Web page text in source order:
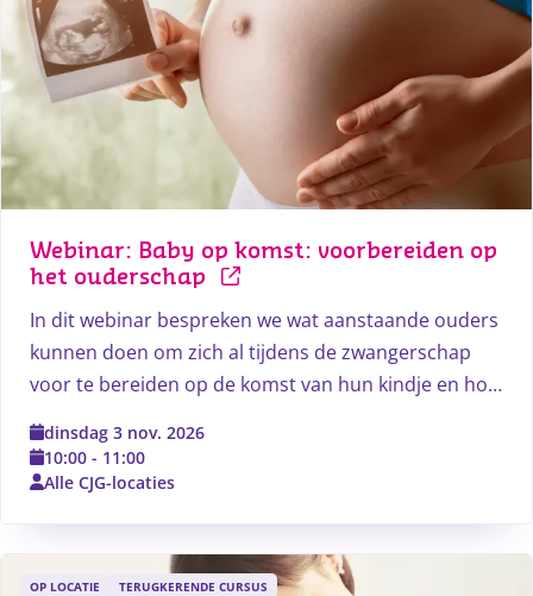
Webinar: Baby op komst: voorbereiden op
het ouderschap
In dit webinar bespreken we wat aanstaande ouders
kunnen doen om zich al tijdens de zwangerschap
voor te bereiden op de komst van hun kindje en hoe
geboren is. Daarbij vertellen we wat het CJG hierin
voor de (aanstaande) ouders kan betekenen.
dinsdag 3 nov. 2026
10:00 - 11:00
Alle CJG-locaties
OP LOCATIE TERUGKERENDE CURSUS